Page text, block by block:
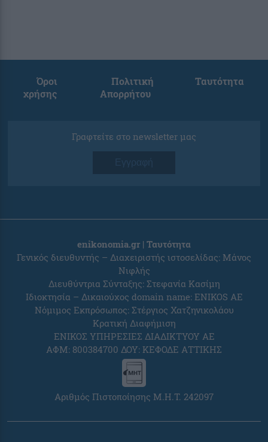
Όροι
χρήσης
Πολιτική
Απορρήτου
Ταυτότητα
Γραφτείτε στο newsletter μας
Εγγραφή
enikonomia.gr | Ταυτότητα
Γενικός διευθυντής – Διαχειριστής ιστοσελίδας: Μάνος
Νιφλής
Διευθύντρια Σύνταξης: Στεφανία Κασίμη
Ιδιοκτησία – Δικαιούχος domain name: ENIKOS AE
Νόμιμος Εκπρόσωπος: Στέργιος Χατζηνικολάου
Κρατική Διαφήμιση
ΕΝΙΚΟΣ ΥΠΗΡΕΣΙΕΣ ΔΙΑΔΙΚΤΥΟΥ ΑΕ
ΑΦΜ: 800384700 ΔΟΥ: ΚΕΦΟΔΕ ΑΤΤΙΚΗΣ
Αριθμός Πιστοποίησης Μ.Η.Τ. 242097